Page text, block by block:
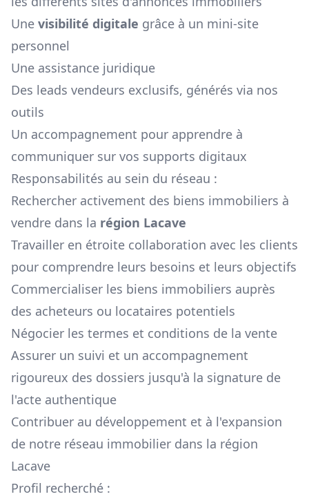
Une visibilité digitale grâce à un mini-site
personnel
Une assistance juridique
Des leads vendeurs exclusifs, générés via nos
outils
Un accompagnement pour apprendre à
communiquer sur vos supports digitaux
Responsabilités au sein du réseau :
Rechercher activement des biens immobiliers à
vendre dans la région Lacave
Travailler en étroite collaboration avec les clients
pour comprendre leurs besoins et leurs objectifs
Commercialiser les biens immobiliers auprès
des acheteurs ou locataires potentiels
Négocier les termes et conditions de la vente
Assurer un suivi et un accompagnement
rigoureux des dossiers jusqu'à la signature de
l'acte authentique
Contribuer au développement et à l'expansion
de notre réseau immobilier dans la région
Lacave
Profil recherché :